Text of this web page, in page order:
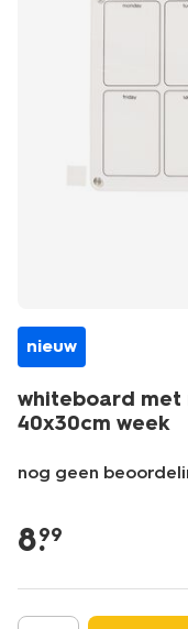
nieuw
whiteboard met
40x30cm week
nog geen
be/kantoor/bureau-
accessoires/
marker-
en-
8.
99